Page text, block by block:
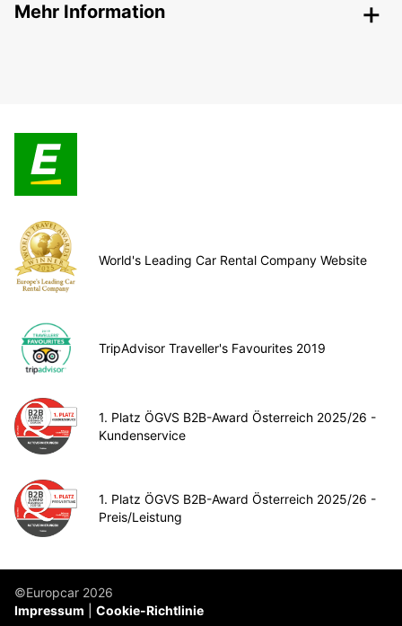
Mehr Information
World's Leading Car Rental Company Website
TripAdvisor Traveller's Favourites 2019
1. Platz ÖGVS B2B-Award Österreich 2025/26 -
Kundenservice
1. Platz ÖGVS B2B-Award Österreich 2025/26 -
Preis/Leistung
©Europcar 2026
Impressum
Cookie-Richtlinie